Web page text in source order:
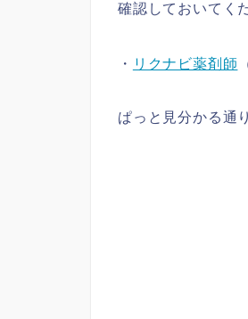
確認しておいてく
・ リクナビ薬剤師
ぱっと見分かる通